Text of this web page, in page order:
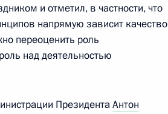
Валерием
и отметил, в частности, что
напрямую зависит качество
переоценить роль
над деятельностью
ПрезидентаАнтон